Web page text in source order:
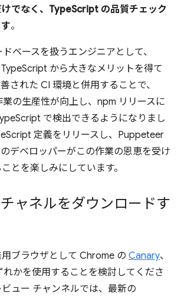
でなく、TypeScript の品質チェック
。
ベースを扱うエンジニアとして、
から大きなメリットを得て
された CI 環境と併用することで、
の生産性が向上し、npm リリースに
で検出できるようになりまし
定義をリリースし、Puppeteer
デベロッパーがこの作業の恩恵を受け
とを楽しみにしています。
ャネルをダウンロードす
ブラウザとして Chrome の Canary、
れかを使用することを検討してくださ
ュー チャンネルでは、最新の